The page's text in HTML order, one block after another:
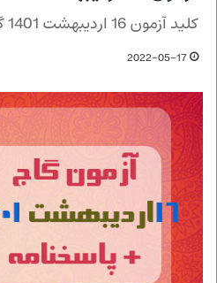
کلید آزمون 16 اردیبهشت 1401 گاج
2022-05-17